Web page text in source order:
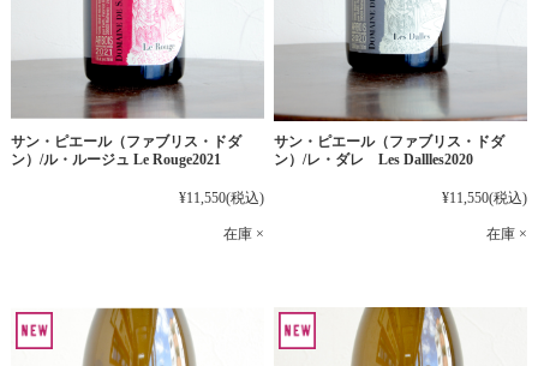
サン・ピエール（ファブリス・ドダ
ン）/ル・ルージュ Le Rouge2021
¥11,550(税込)
在庫 ×
サン・ピエール（ファブリス・ドダ
ン）/レ・ダレ Les Dallles2020
¥11,550(税込)
在庫 ×